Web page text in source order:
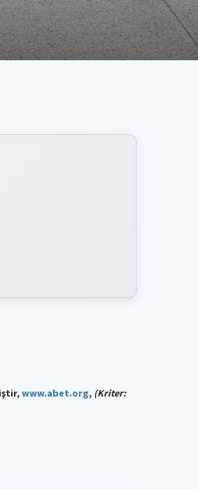
www.abet.org, (Kriter: